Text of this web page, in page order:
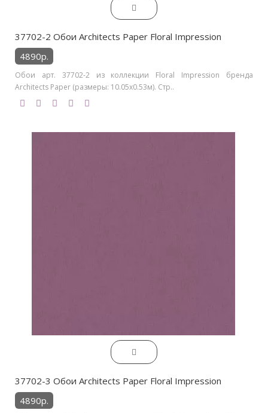
37702-2 Обои Architects Paper Floral Impression
4890р.
Обои арт. 37702-2 из коллекции Floral Impression бренда
Architects Paper (размеры: 10.05х0.53м). Стр..
37702-3 Обои Architects Paper Floral Impression
4890р.